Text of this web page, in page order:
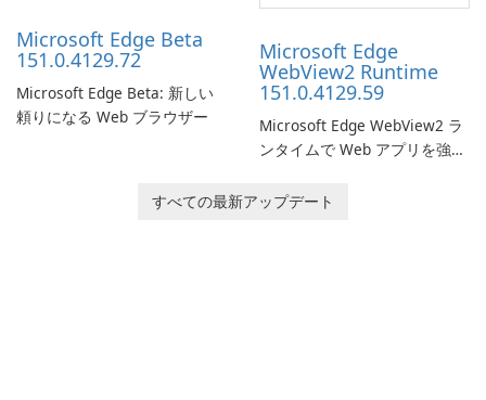
Microsoft Edge Beta
151.0.4129.72
Microsoft Edge Beta: 新しい
頼りになる Web ブラウザー
Microsoft Edge
WebView2 Runtime
151.0.4129.59
Microsoft Edge WebView2 ラ
ンタイムで Web アプリを強化
すべての最新アップデート